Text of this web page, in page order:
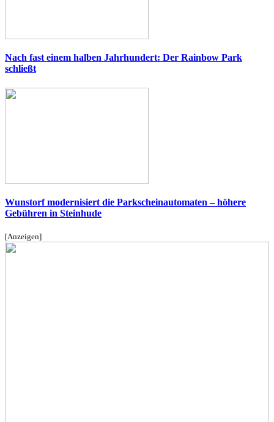
Nach fast einem halben Jahrhundert: Der Rainbow Park
schließt
Wunstorf modernisiert die Parkscheinautomaten – höhere
Gebühren in Steinhude
[Anzeigen]